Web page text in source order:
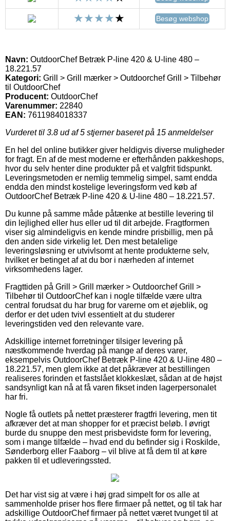
Besøg webshop
Navn: OutdoorChef Betræk P-line 420 & U-line 480 –
18.221.57
Kategori: Grill > Grill mærker > Outdoorchef Grill > Tilbehør
til OutdoorChef
Producent: OutdoorChef
Varenummer: 22840
EAN: 7611984018337
Vurderet til 3.8 ud af 5 stjerner baseret på 15 anmeldelser
En hel del online butikker giver heldigvis diverse muligheder
for fragt. En af de mest moderne er efterhånden pakkeshops,
hvor du selv henter dine produkter på et valgfrit tidspunkt.
Leveringsmetoden er nemlig temmelig simpel, samt endda
endda den mindst kostelige leveringsform ved køb af
OutdoorChef Betræk P-line 420 & U-line 480 – 18.221.57.
Du kunne på samme måde påtænke at bestille levering til
din lejlighed eller hus eller ud til dit arbejde. Fragtformen
viser sig almindeligvis en kende mindre prisbillig, men på
den anden side virkelig let. Den mest betalelige
leveringsløsning er utvivlsomt at hente produkterne selv,
hvilket er betinget af at du bor i nærheden af internet
virksomhedens lager.
Fragttiden på Grill > Grill mærker > Outdoorchef Grill >
Tilbehør til OutdoorChef kan i nogle tilfælde være ultra
central forudsat du har brug for varerne om et øjeblik, og
derfor er det uden tvivl essentielt at du studerer
leveringstiden ved den relevante vare.
Adskillige internet forretninger tilsiger levering på
næstkommende hverdag på mange af deres varer,
eksempelvis OutdoorChef Betræk P-line 420 & U-line 480 –
18.221.57, men glem ikke at det påkræver at bestillingen
realiseres forinden et fastslået klokkeslæt, sådan at de højst
sandsynligt kan nå at få varen fikset inden lagerpersonalet
har fri.
Nogle få outlets på nettet præsterer fragtfri levering, men tit
afkræver det at man shopper for et præcist beløb. I øvrigt
burde du snuppe den mest prisbevidste form for levering,
som i mange tilfælde – hvad end du befinder sig i Roskilde,
Sønderborg eller Faaborg – vil blive at få dem til at køre
pakken til et udleveringssted.
Det har vist sig at være i høj grad simpelt for os alle at
sammenholde priser hos flere firmaer på nettet, og til tak har
adskillige OutdoorChef firmaer på nettet været tvunget til at